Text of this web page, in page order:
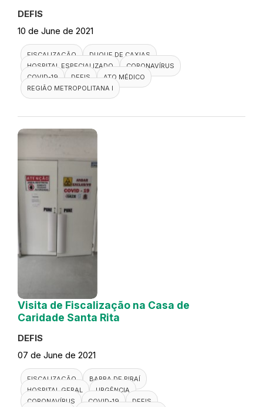
DEFIS
10 de June de 2021
FISCALIZAÇÃO
DUQUE DE CAXIAS
HOSPITAL ESPECIALIZADO
CORONAVÍRUS
COVID-19
DEFIS
ATO MÉDICO
REGIÃO METROPOLITANA I
Visita de Fiscalização na Casa de
Caridade Santa Rita
DEFIS
07 de June de 2021
FISCALIZAÇÃO
BARRA DE PIRAÍ
HOSPITAL GERAL
URGÊNCIA
CORONAVÍRUS
COVID-19
DEFIS